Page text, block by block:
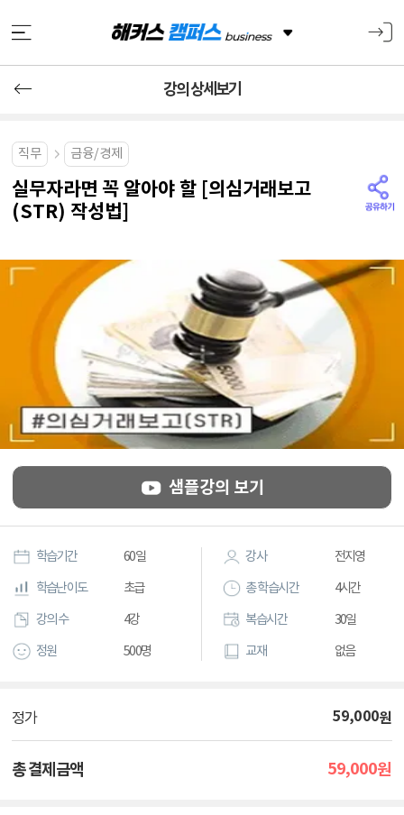
강의 상세보기
직무 금융/경제
실무자라면 꼭 알아야 할 [의심거래보고
(STR) 작성법]
샘플강의 보기
학습기간 60일
학습난이도 초급
강의 수 4강
정원 500명
강사 전지영
총 학습시간 4시간
복습시간 30일
교재 없음
정가 59,000원
총 결제금액 59,000원